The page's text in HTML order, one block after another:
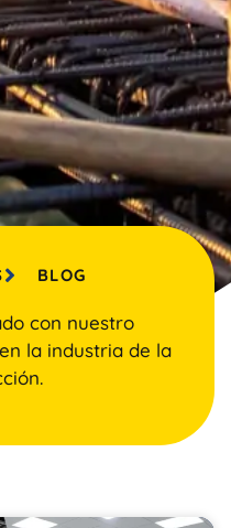
BLOG
con nuestro
la industria de la